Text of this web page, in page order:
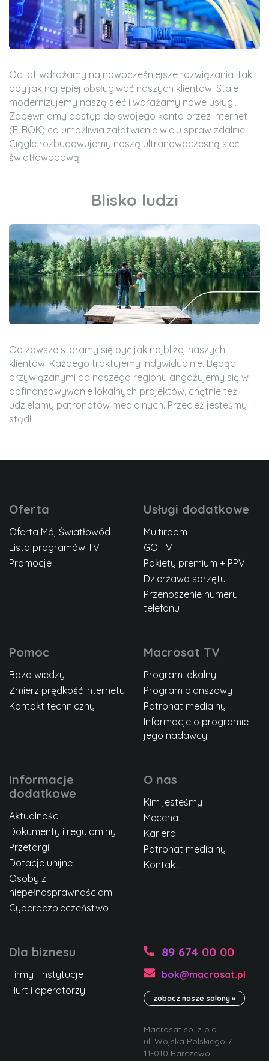
Od lat wdrażamy najnowocześniejsze rozwiązania, tak
aby jak najlepiej obsługiwać naszych klientów. Stale
modernizujemy naszą sieć i wdrażamy nowe usługi.
Zapewniamy dostęp do swojego konta przez internet
(E-BOK) co umożliwia załatwienie wielu spraw zdalnie.
Ciągle rozbudowujemy naszą ultranowoczesną sieć
światłowodową.
Blisko ludzi
Od zawsze staramy się być jak najbliżej naszych
klientów. Każdego traktujemy indywidualnie. Będąc
przywiązanymi do naszego regionu angażujemy się w
dofinansowywanie lokalnych projektów, chętnie też
udzielamy patronatów medialnych. Przecież jesteśmy
stąd!
Oferta
Oferta Mój Światłowód
Lista programów TV
Promocje
Usługi dodatkowe
Multiroom
GO TV
Pakiety premium + PPV
Dzierżawa sprzętu
Przenoszenie numeru
telefonu
Pomoc
Baza wiedzy
Zmierz prędkość internetu
Kontakt techniczny
Macrosat TV
Program lokalny
Program planszowy
Patronat medialny
Informacje o programie i
jego nadawcy
Informacje
dodatkowe
Aktualności
Dokumenty i regulaminy
Przetargi
Dotacje unijne
Osoby z
niepełnosprawnościami
Cyberbezpieczeństwo
O nas
Kim jesteśmy
Mecenat
Kariera
Patronat medialny
Kontakt
Dla biznesu
Firmy i instytucje
Hurt i operatorzy
89 674 00 00
bok@macrosat.pl
zobacz nasze salony »
Macrosat sp. z o.o.
ul. Wojska Polskiego 7
11-010 Barczewo